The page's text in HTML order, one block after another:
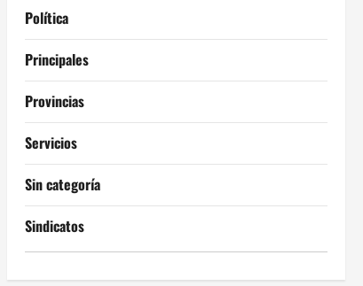
Política
Principales
Provincias
Servicios
Sin categoría
Sindicatos